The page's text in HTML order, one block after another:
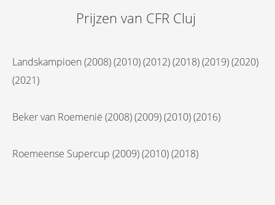
Prijzen van CFR Cluj
Landskampioen (2008) (2010) (2012) (2018) (2019) (2020)
(2021)
Beker van Roemenië (2008) (2009) (2010) (2016)
Roemeense Supercup (2009) (2010) (2018)